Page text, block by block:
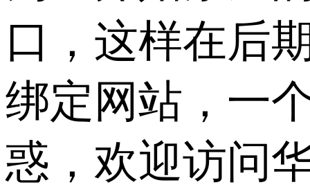
口，这样在后
绑定网站，一
惑，欢迎访问